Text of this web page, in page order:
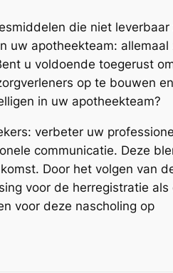
die niet
uw apotheekteam: allemaal
u voldoende toegerust
op te bouwen
in uw apotheekteam?
verbeter uw
communicatie. Deze
Door het volgen van
voor de herregistratie als
voor deze nascholing op